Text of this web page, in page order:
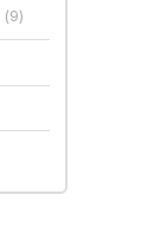
(9)